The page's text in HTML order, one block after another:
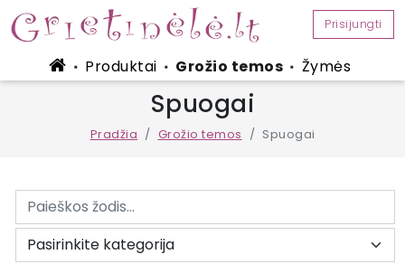
Prisijungti
■ Produktai ■ Grožio temos ■ Žymės
Spuogai
Pradžia Grožio temos Spuogai